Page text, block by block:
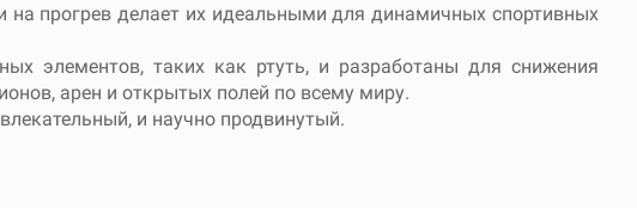
на прогрев делает их идеальными для динамичных спортивных
элементов, таких как ртуть, и разработаны для снижения
арен и открытых полей по всему миру.
и научно продвинутый.